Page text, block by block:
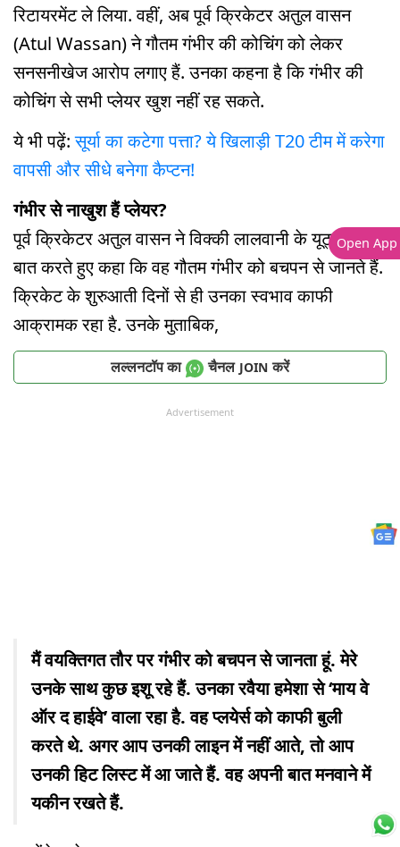
रिटायरमेंट ले लिया. वहीं, अब पूर्व क्रिकेटर अतुल वासन
(Atul Wassan) ने गौतम गंभीर की कोचिंग को लेकर
सनसनीखेज आरोप लगाए हैं. उनका कहना है कि गंभीर की
कोचिंग से सभी प्लेयर खुश नहीं रह सकते.
ये भी पढ़ें:सूर्या का कटेगा पत्ता? ये खिलाड़ी T20 टीम में करेगा
वापसी और सीधे बनेगा कैप्टन!
गंभीर से नाखुश हैं प्लेयर?
पूर्व क्रिकेटर अतुल वासन ने विक्की लालवानी के यूट्यूब शो में
बात करते हुए कहा कि वह गौतम गंभीर को बचपन से जानते हैं.
क्रिकेट के शुरुआती दिनों से ही उनका स्वभाव काफी
आक्रामक रहा है. उनके मुताबिक,
लल्लनटॉप का चैनल JOIN करें
Advertisement
मैं वयक्तिगत तौर पर गंभीर को बचपन से जानता हूं. मेरे
उनके साथ कुछ इशू रहे हैं. उनका रवैया हमेशा से ‘माय वे
ऑर द हाईवे’ वाला रहा है. वह प्लयेर्स को काफी बुली
करते थे. अगर आप उनकी लाइन में नहीं आते, तो आप
उनकी हिट लिस्ट में आ जाते हैं. वह अपनी बात मनवाने में
यकीन रखते हैं.
Open App